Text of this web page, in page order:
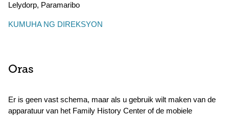
Lelydorp, Paramaribo
KUMUHA NG DIREKSYON
Oras
Er is geen vast schema, maar als u gebruik wilt maken van de
apparatuur van het Family History Center of de mobiele